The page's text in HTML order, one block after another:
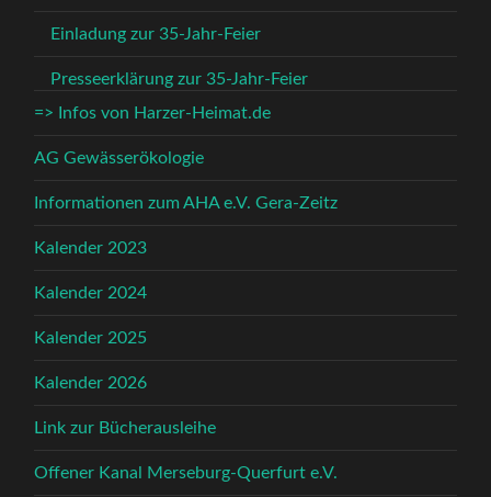
Einladung zur 35-Jahr-Feier
Presseerklärung zur 35-Jahr-Feier
=> Infos von Harzer-Heimat.de
AG Gewässerökologie
Informationen zum AHA e.V. Gera-Zeitz
Kalender 2023
Kalender 2024
Kalender 2025
Kalender 2026
Link zur Bücherausleihe
Offener Kanal Merseburg-Querfurt e.V.